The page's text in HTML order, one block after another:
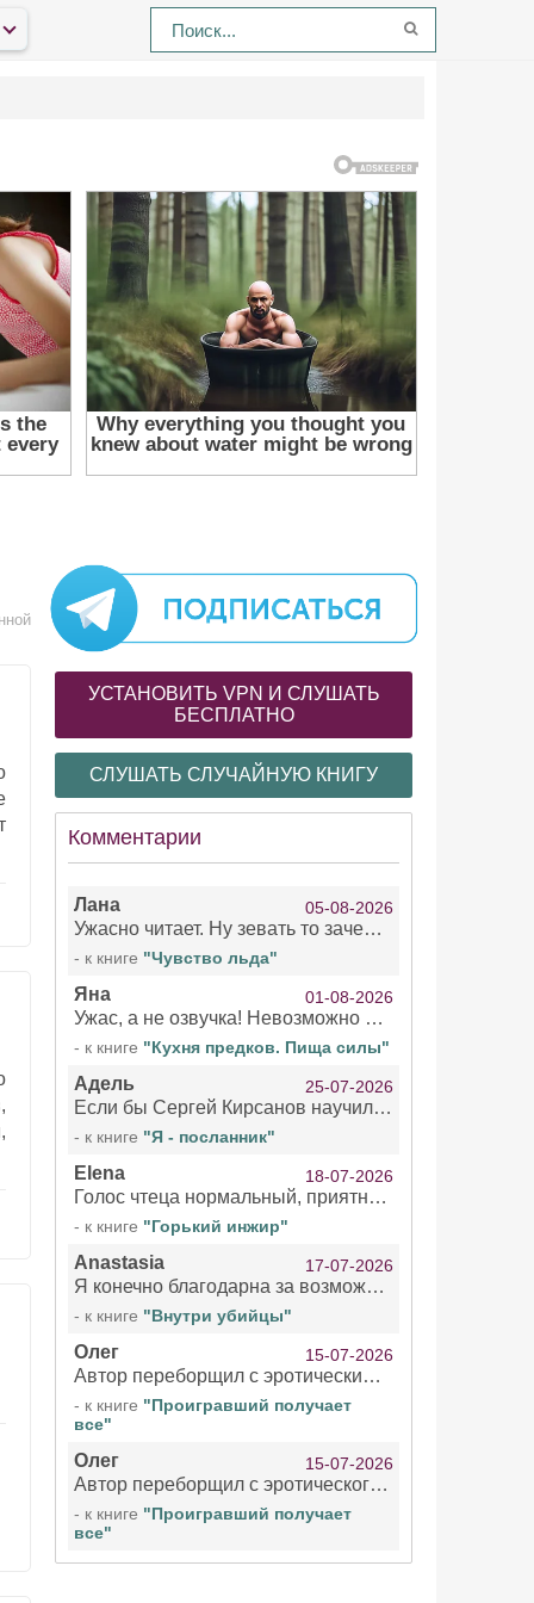
УСТАНОВИТЬ VPN И СЛУШАТЬ
БЕСПЛАТНО
СЛУШАТЬ СЛУЧАЙНУЮ КНИГУ
Комментарии
Лана 05-08-2026
Ужасно читает. Ну зевать то зачем. Уже не говорю, что ударения ставит, как хочет.
- к книге "Чувство льда"
Яна 01-08-2026
Ужас, а не озвучка! Невозможно вникать в смысл текста из за кривляний чтеца
- к книге "Кухня предков. Пища силы"
Адель 25-07-2026
Если бы Сергей Кирсанов научился не сглатывать каждые 1-2 минуты слюну, так что слышно в микрофоне и, что вызывает отвращение, то мелжно было бы слушать.
- к книге "Я - посланник"
Elena 18-07-2026
Голос чтеца нормальный, приятный тембр. Мне очень понравилось озвучивание рассказа. Очень странный отзыв Надежды. Может у неё что-то с нервами?
- к книге "Горький инжир"
Anastasia 17-07-2026
Я конечно благодарна за возможность бесплатно слушать книги даже новинки , но чтение этой книги просто ужасно
- к книге "Внутри убийцы"
Олег 15-07-2026
Автор переборщил с эротическими сценами. Похоже, с этим у него проблемы.
- к книге "Проигравший получает
все"
Олег 15-07-2026
Автор переборщил с эротического сценами. Похоже, с этим у него проблемы.
- к книге "Проигравший получает
все"